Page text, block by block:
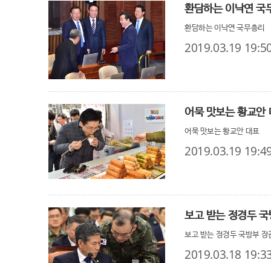
환담하는 이낙연 국
환담하는 이낙연 국무총리
2019.03.19
어묵 맛보는 황교안
어묵 맛보는 황교안 대표
2019.03.19
보고 받는 정경두
보고 받는 정경두 국방부 장
2019.03.18